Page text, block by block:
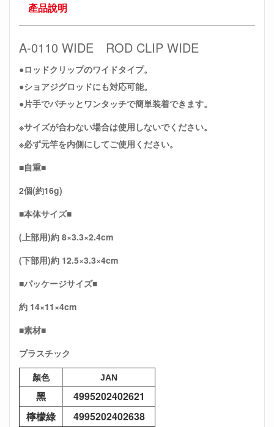
產品說明
A-0110 WIDE ROD CLIP WIDE
●ロッドクリップのワイドタイプ。
●ショアジグロッドにも対応可能。
●片手でパチッとワンタッチで簡単装着できます。
※サイズが合わない場合は使用しないでください。
※必ず元竿を内側にしてご使用ください。
■自重■
2個(約16g)
■本体サイズ■
(上部用)約 8×3.3×2.4cm
(下部用)約 12.5×3.3×4cm
■パッケージサイズ■
約 14×11×4cm
■素材■
プラスチック
顏色
JAN
黑
4995202402621
檸檬綠
4995202402638